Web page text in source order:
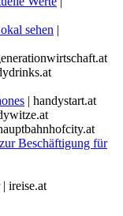
sehen |
| handystart.at
Beschäftigung für
ireise.at